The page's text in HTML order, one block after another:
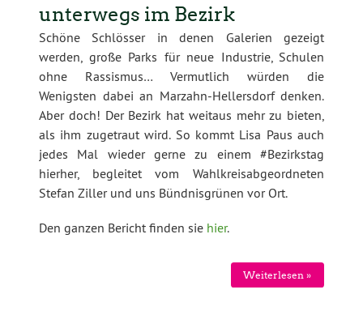
unterwegs im Bezirk
Schöne Schlösser in denen Galerien gezeigt
werden, große Parks für neue Industrie, Schulen
ohne Rassismus… Vermutlich würden die
Wenigsten dabei an Marzahn-Hellersdorf denken.
Aber doch! Der Bezirk hat weitaus mehr zu bieten,
als ihm zugetraut wird. So kommt Lisa Paus auch
jedes Mal wieder gerne zu einem #Bezirkstag
hierher, begleitet vom Wahlkreisabgeordneten
Stefan Ziller und uns Bündnisgrünen vor Ort.
Den ganzen Bericht finden sie hier.
Weiterlesen »